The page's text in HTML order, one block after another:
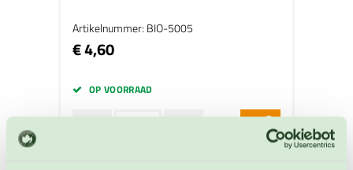
Artikelnummer: BIO-5005
€ 4,60
OP VOORRAAD